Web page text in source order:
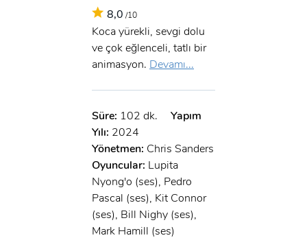
8,0 /10
Koca yürekli, sevgi dolu
ve çok eğlenceli, tatlı bir
animasyon. Devamı...
Süre: 102 dk.
Yapım
Yılı: 2024
Yönetmen: Chris Sanders
Oyuncular: Lupita
Nyong'o (ses), Pedro
Pascal (ses), Kit Connor
(ses), Bill Nighy (ses),
Mark Hamill (ses)